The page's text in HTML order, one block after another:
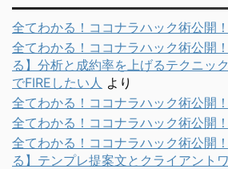
全てわかる！ココナラハック術公開！
全てわかる！ココナラハック術公開！
る】分析と成約率を上げるテクニッ
でFIREしたい人 より
全てわかる！ココナラハック術公開！
全てわかる！ココナラハック術公開！
全てわかる！ココナラハック術公開！
る】テンプレ提案文とクライアント